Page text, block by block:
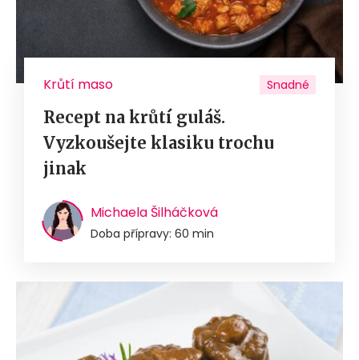
Krůtí maso Snadné
Recept na krůtí guláš.
Vyzkoušejte klasiku trochu
jinak
Michaela Šilháčková
Doba přípravy: 60 min